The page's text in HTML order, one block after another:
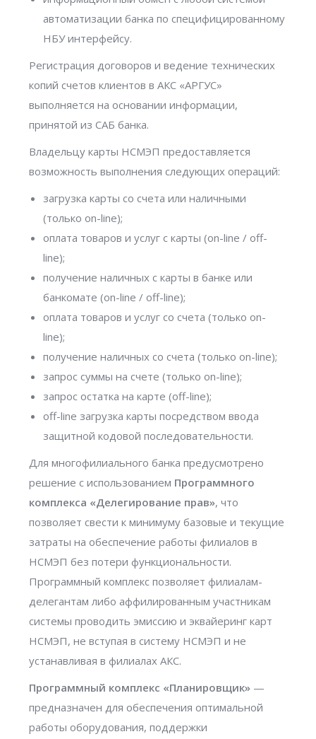
автоматизации банка по специфицированному
НБУ интерфейсу.
Регистрация договоров и ведение технических
копий счетов клиентов в АКС «АРГУС»
выполняется на основании информации,
принятой из САБ банка.
Владельцу карты НСМЭП предоставляется
возможность выполнения следующих операций:
загрузка карты со счета или наличными
(только on-line);
оплата товаров и услуг с карты (on-line / off-
line);
получение наличных с карты в банке или
банкомате (on-line / off-line);
оплата товаров и услуг со счета (только on-
line);
получение наличных со счета (только on-line);
запрос суммы на счете (только on-line);
запрос остатка на карте (off-line);
off-line загрузка карты посредством ввода
защитной кодовой последовательности.
Для многофилиального банка предусмотрено
решение с использованием Программного
комплекса «Делегирование прав», что
позволяет свести к минимуму базовые и текущие
затраты на обеспечение работы филиалов в
НСМЭП без потери функциональности.
Программный комплекс позволяет филиалам-
делегантам либо аффилированным участникам
системы проводить эмиссию и эквайеринг карт
НСМЭП, не вступая в систему НСМЭП и не
устанавливая в филиалах АКС.
Программный комплекс «Планировщик» —
предназначен для обеспечения оптимальной
работы оборудования, поддержки